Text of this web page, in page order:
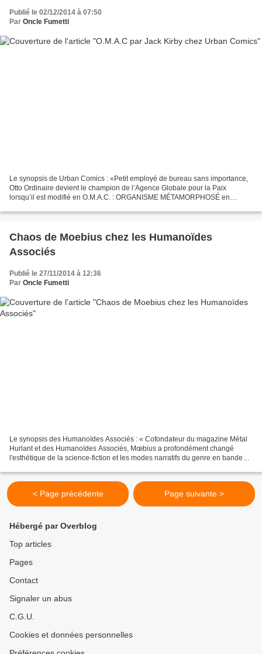
Publié le 02/12/2014 à 07:50
Par Oncle Fumetti
Le synopsis de Urban Comics : «Petit employé de bureau sans importance,
Otto Ordinaire devient le champion de l’Agence Globale pour la Paix
lorsqu’il est modifié en O.M.A.C. : ORGANISME MÉTAMORPHOSÉ en
Chaos de Moebius chez les Humanoïdes
Associés
Publié le 27/11/2014 à 12:36
Par Oncle Fumetti
Le synopsis des Humanoïdes Associés : « Cofondateur du magazine Métal
Hurlant et des Humanoïdes Associés, Mœbius a profondément changé
l'esthétique de la science-fiction et les modes narratifs du genre en bande
< Page précédente Page suivante >
Hébergé par Overblog
Top articles
Pages
Contact
Signaler un abus
C.G.U.
Cookies et données personnelles